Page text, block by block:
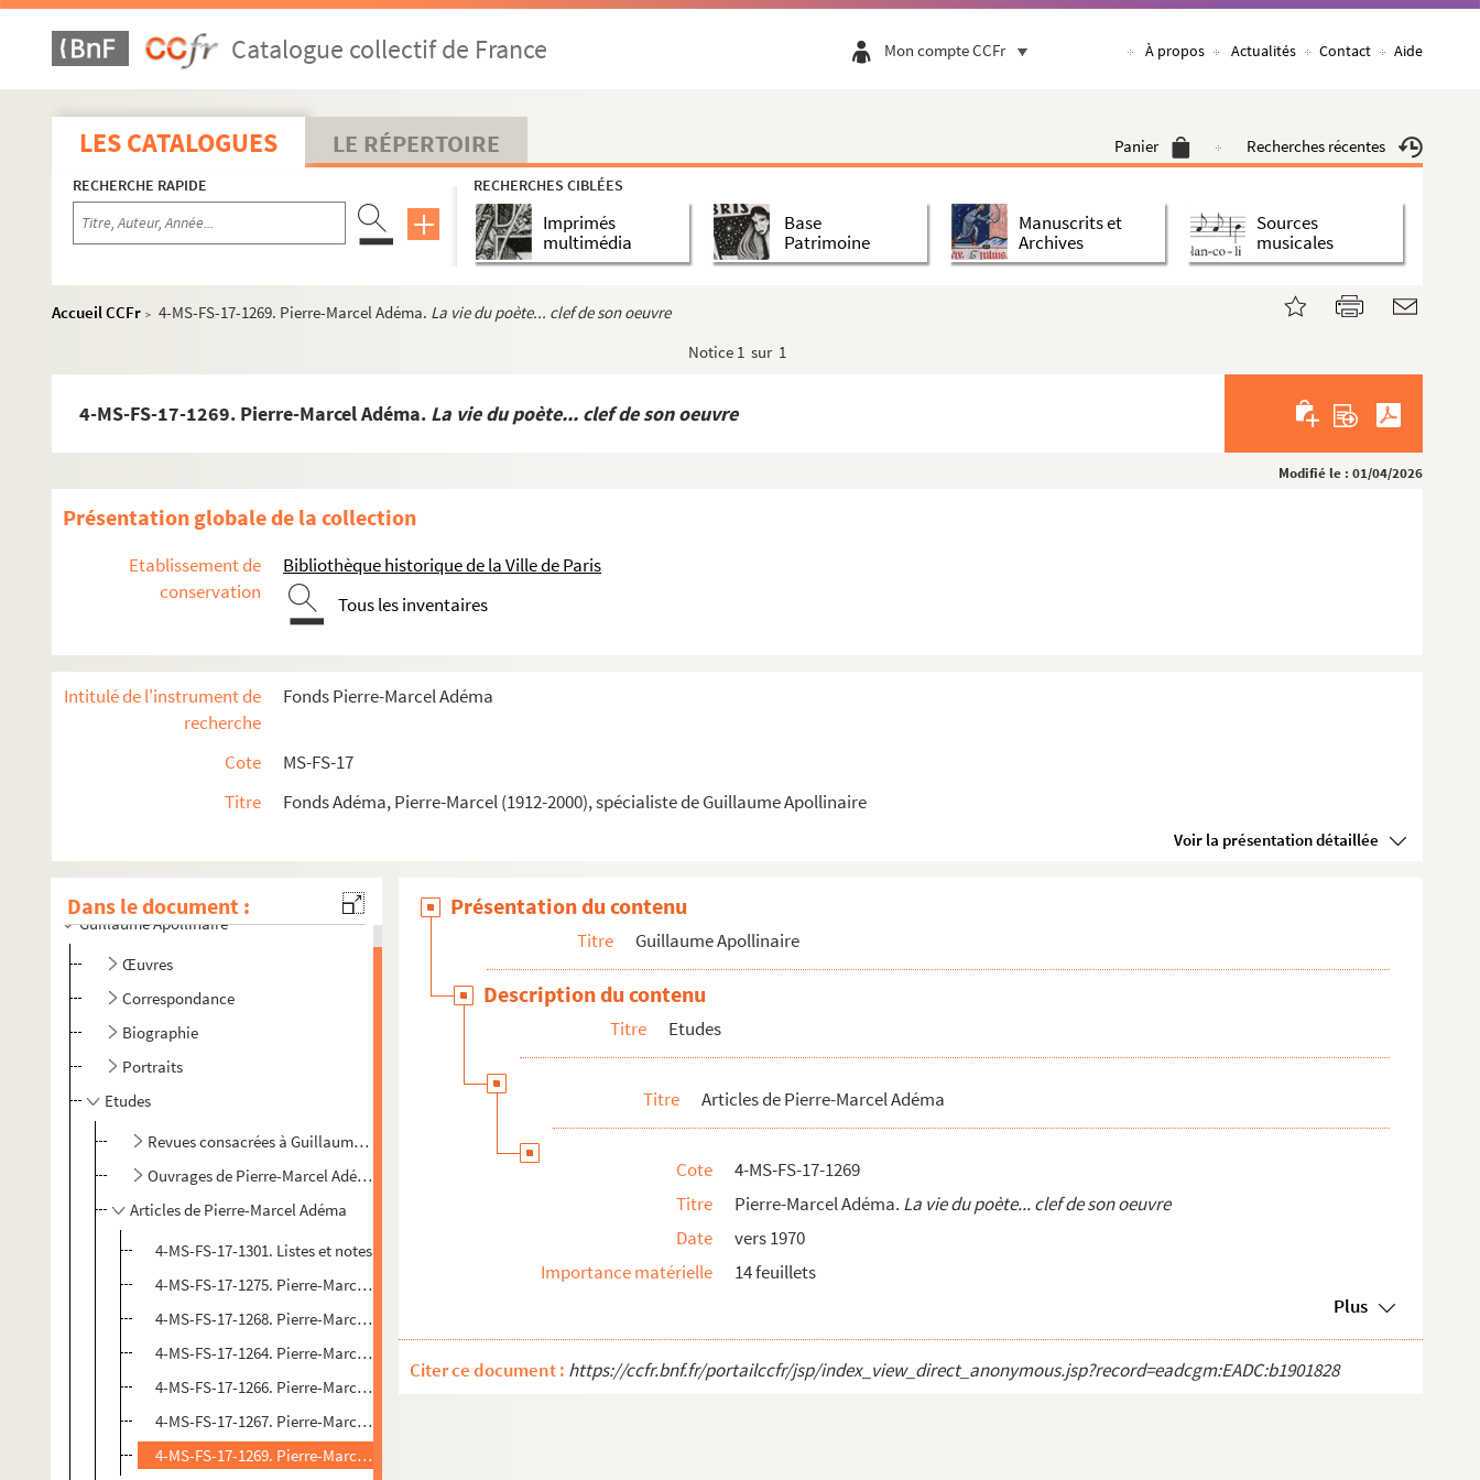
Catalogue collectif de France Mon compte CCFr À propos Actualités Contact Aide
LES CATALOGUES LE RÉPERTOIRE Panier Recherches récentes
RECHERCHE RAPIDE RECHERCHES CIBLÉES
Imprimés
multimédia
Base
Patrimoine
Manuscrits et
Archives
Sources
musicales
Accueil CCFr > 4-MS-FS-17-1269. Pierre-Marcel Adéma. La vie du poète... clef de son oeuvre
Notice 1 sur 1
4-MS-FS-17-1269. Pierre-Marcel Adéma. La vie du poète... clef de son oeuvre
Modifié le : 01/04/2026
Présentation globale de la collection
Etablissement de
conservation
Bibliothèque historique de la Ville de Paris
Tous les inventaires
Intitulé de l'instrument de
recherche
Fonds Pierre-Marcel Adéma
Cote
MS-FS-17
Titre
Fonds Adéma, Pierre-Marcel (1912-2000), spécialiste de Guillaume Apollinaire
Voir la présentation détaillée
Dans le document :
Guillaume Apollinaire
Œuvres
Correspondance
Biographie
Portraits
Etudes
Revues consacrées à Guillaume Apollinaire
Ouvrages de Pierre-Marcel Adéma
Articles de Pierre-Marcel Adéma
4-MS-FS-17-1301. Listes et notes
4-MS-FS-17-1275. Pierre-Marcel Adéma. Critique de l'ouvrageAu temps de Guillaume Apollinaire, d'Emmanuel Aegerter et...
4-MS-FS-17-1268. Pierre-Marcel Adéma. "Guillaume Apollinaire", Ente Premi Roma, 1960
4-MS-FS-17-1264. Pierre-Marcel Adéma.
4-MS-FS-17-1266. Pierre-Marcel Adéma. "Sur les pas de Guillaume Apollinaire",
Vogue
4-MS-FS-17-1267. Pierre-Marcel Adéma. "Le testament littéraire et artistique de Guillaume Apollinaire",
4-MS-FS-17-1269. Pierre-Marcel Adéma.
Présentation du contenu
Titre Guillaume Apollinaire
Description du contenu
Titre Etudes
Titre Articles de Pierre-Marcel Adéma
Cote
4-MS-FS-17-1269
Titre
Pierre-Marcel Adéma. La vie du poète... clef de son oeuvre
Date
vers 1970
Importance matérielle
14 feuillets
Plus
Citer ce document : https://ccfr.bnf.fr/portailccfr/jsp/index_view_direct_anonymous.jsp?record=eadcgm:EADC:b1901828